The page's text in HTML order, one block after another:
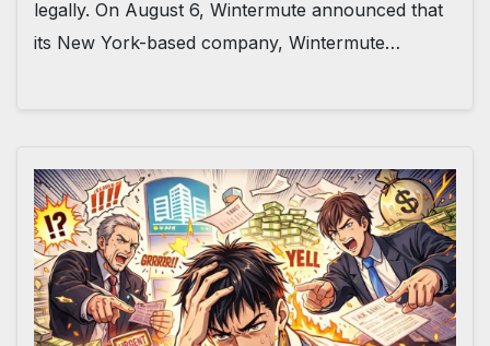
legally. On August 6, Wintermute announced that
its New York-based company, Wintermute…